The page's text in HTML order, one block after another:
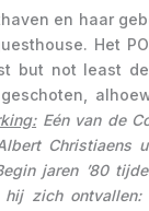
en haar
Het
but not least
Eén van de
Christiaens
jaren ’80
hij zich